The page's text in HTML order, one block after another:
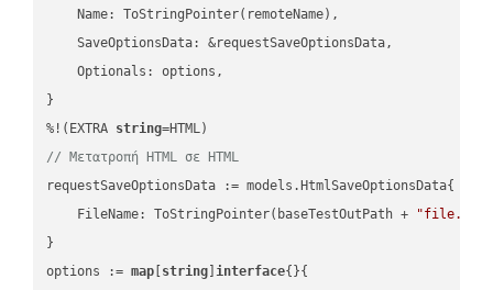
    Name: ToStringPointer(remoteName),
    SaveOptionsData: &requestSaveOptionsData,
    Optionals: options,
}
%!(EXTRA string
// Μετατροπή HTML σε HTML
requestSaveOptionsData := models.HtmlSaveOptionsData{
    FileName: ToStringPointer(baseTestOutPath +
}
options := map string ]interface{}{